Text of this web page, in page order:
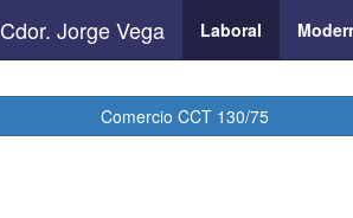
Cdor. Jorge Vega Laboral
Comercio CCT 130/75